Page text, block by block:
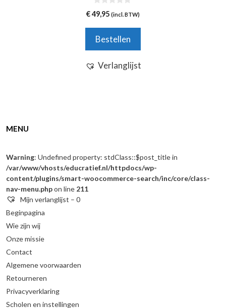
0
v
5
€49,95 (incl. BTW)
Bestellen
Verlanglijst
MENU
Warning: Undefined property: stdClass::$post_title in
/var/www/vhosts/educratief.nl/httpdocs/wp-
content/plugins/smart-woocommerce-search/inc/core/class-
nav-menu.phpon line 211
Mijn verlanglijst – 0
Beginpagina
Wie zijn wij
Onze missie
Contact
Algemene voorwaarden
Retourneren
Privacyverklaring
Scholen en instellingen